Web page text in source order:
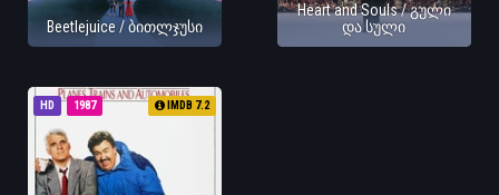
Beetlejuice / ბითლჯუსი
Heart and Souls / გული
და სული
HD 1987 IMDB 7.2